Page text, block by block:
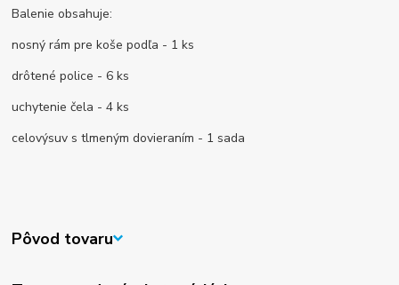
Balenie obsahuje:
nosný rám pre koše podľa - 1 ks
drôtené police - 6 ks
uchytenie čela - 4 ks
celovýsuv s tlmeným dovieraním - 1 sada
Pôvod tovaru